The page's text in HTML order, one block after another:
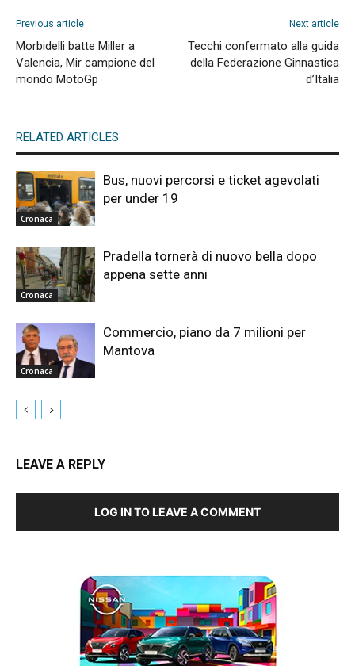
Previous article
Morbidelli batte Miller a
Valencia, Mir campione del
mondo MotoGp
Next article
Tecchi confermato alla guida
della Federazione Ginnastica
d’Italia
RELATED ARTICLES
Cronaca
Bus, nuovi percorsi e ticket agevolati
per under 19
Cronaca
Pradella tornerà di nuovo bella dopo
appena sette anni
Cronaca
Commercio, piano da 7 milioni per
Mantova
LEAVE A REPLY
LOG IN TO LEAVE A COMMENT